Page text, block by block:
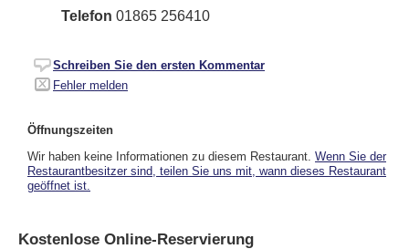
Telefon 01865 256410
Schreiben Sie den ersten Kommentar
Fehler melden
Öffnungszeiten
Wir haben keine Informationen zu diesem Restaurant. Wenn Sie der
Restaurantbesitzer sind, teilen Sie uns mit, wann dieses Restaurant
geöffnet ist.
Kostenlose Online-Reservierung